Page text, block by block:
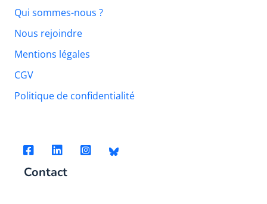
Qui sommes-nous ?
Nous rejoindre
Mentions légales
CGV
Politique de confidentialité
Contact